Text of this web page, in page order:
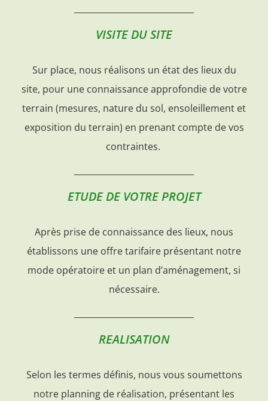
VISITE DU SITE
Sur place, nous réalisons un état des lieux du
site, pour une connaissance approfondie de votre
terrain (mesures, nature du sol, ensoleillement et
exposition du terrain) en prenant compte de vos
contraintes.
ETUDE DE VOTRE PROJET
Après prise de connaissance des lieux, nous
établissons une offre tarifaire présentant notre
mode opératoire et un plan d’aménagement, si
nécessaire.
REALISATION
Selon les termes définis, nous vous soumettons
notre planning de réalisation, présentant les